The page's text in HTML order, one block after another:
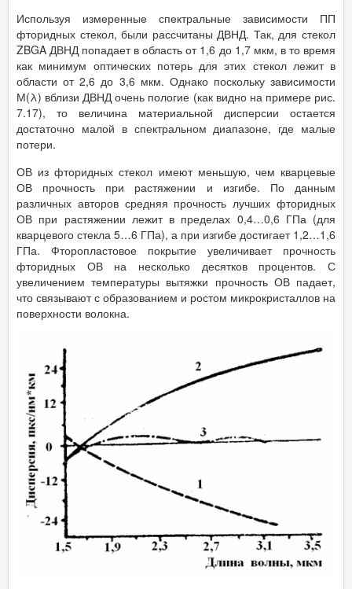
Используя измеренные спектральные зависимости ПП
фторидных стекол, были рассчитаны ДВНД. Так, для стекол
ZBGA ДВНД попадает в область от 1,6 до 1,7 мкм, в то время
как минимум оптических потерь для этих стекол лежит в
области от 2,6 до 3,6 мкм. Однако поскольку зависимости
М(λ) вблизи ДВНД очень пологие (как видно на примере рис.
7.17), то величина материальной дисперсии остается
достаточно малой в спектральном диапазоне, где малые
потери.
ОВ из фторидных стекол имеют меньшую, чем кварцевые
ОВ прочность при растяжении и изгибе. По данным
различных авторов средняя прочность лучших фторидных
ОВ при растяжении лежит в пределах 0,4…0,6 ГПа (для
кварцевого стекла 5…6 ГПа), а при изгибе достигает 1,2…1,6
ГПа. Фторопластовое покрытие увеличивает прочность
фторидных ОВ на несколько десятков процентов. С
увеличением температуры вытяжки прочность ОВ падает,
что связывают с образованием и ростом микрокристаллов на
поверхности волокна.